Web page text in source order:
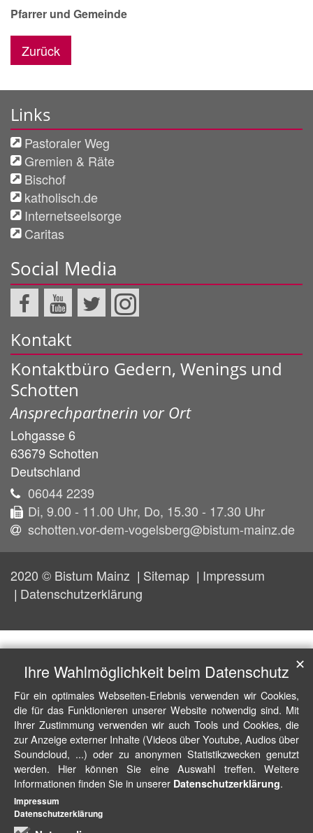
Pfarrer und Gemeinde
Zurück
Links
Pastoraler Weg
Gremien & Räte
Bischof
katholisch.de
Internetseelsorge
Caritas
Social Media
Kontakt
Kontaktbüro Gedern, Wenings und
Schotten
Ansprechpartnerin vor Ort
Lohgasse 6
63679 Schotten
Deutschland
06044 2239
Di, 9.00 - 11.00 Uhr, Do, 15.30 - 17.30 Uhr
schotten.vor-dem-vogelsberg@bistum-mainz.de
2020 © Bistum Mainz Sitemap
Impressum
Datenschutzerklärung
Ihre Wahlmöglichkeit beim Datenschutz
Für ein optimales Webseiten-Erlebnis verwenden wir Cookies,
die für das Funktionieren unserer Website notwendig sind. Mit
Ihrer Zustimmung verwenden wir auch Tools und Cookies, die
zur Anzeige externer Inhalte (Videos über Youtube, Audios über
Soundcloud, ...) oder zu anonymen Statistikzwecken genutzt
werden. Hier können Sie eine Auswahl treffen. Weitere
Informationen finden Sie in unserer Datenschutzerklärung.
✕
Impressum
Datenschutzerklärung